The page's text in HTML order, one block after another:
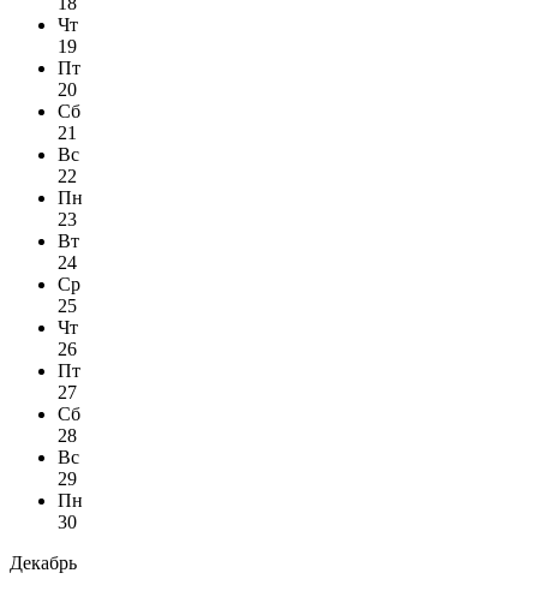
Чт
19
Пт
20
Сб
21
Вс
22
Пн
23
Вт
24
Ср
25
Чт
26
Пт
27
Сб
28
Вс
29
Пн
30
Декабрь